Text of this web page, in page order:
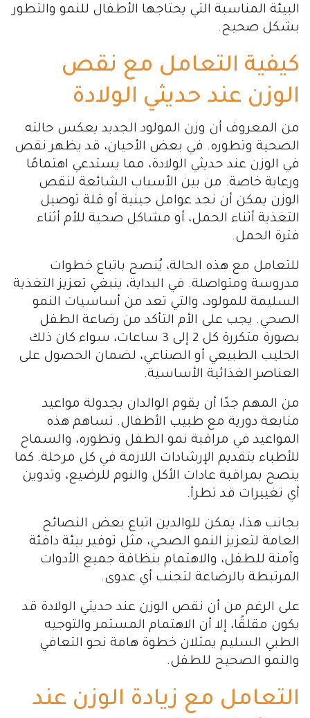
البيئة المناسبة التي يحتاجها الأطفال للنمو والتطور
بشكل صحيح.
كيفية التعامل مع نقص
الوزن عند حديثي الولادة
من المعروف أن وزن المولود الجديد يعكس حالته
الصحية وتطوره. في بعض الأحيان، قد يظهر نقص
في الوزن عند حديثي الولادة، مما يستدعي اهتمامًا
ورعاية خاصة. من بين الأسباب الشائعة لنقص
الوزن يمكن أن نجد عوامل جينية أو قلة توصيل
التغذية أثناء الحمل، أو مشاكل صحية للأم أثناء
فترة الحمل.
للتعامل مع هذه الحالة، يُنصح باتباع خطوات
مدروسة ومتواصلة. في البداية، ينبغي تعزيز التغذية
السليمة للمولود، والتي تعد من أساسيات النمو
الصحي. يجب على الأم التأكد من رضاعة الطفل
بصورة متكررة كل 2 إلى 3 ساعات، سواء كان ذلك
الحليب الطبيعي أو الصناعي، لضمان الحصول على
العناصر الغذائية الأساسية.
من المهم جدًا أن يقوم الوالدان بجدولة مواعيد
متابعة دورية مع طبيب الأطفال. تساهم هذه
المواعيد في مراقبة نمو الطفل وتطوره، والسماح
للأطباء بتقديم الإرشادات اللازمة في كل مرحلة. كما
ينصح بمراقبة عادات الأكل والنوم للرضيع، وتدوين
أي تغييرات قد تطرأ.
بجانب هذا، يمكن للوالدين اتباع بعض النصائح
العامة لتعزيز النمو الصحي، مثل توفير بيئة دافئة
وآمنة للطفل، والاهتمام بنظافة جميع الأدوات
المرتبطة بالرضاعة لتجنب أي عدوى.
على الرغم من أن نقص الوزن عند حديثي الولادة قد
يكون مقلقًا، إلا أن الاهتمام المستمر والتوجيه
الطبي السليم يمثلان خطوة هامة نحو التعافي
والنمو الصحيح للطفل.
التعامل مع زيادة الوزن عند